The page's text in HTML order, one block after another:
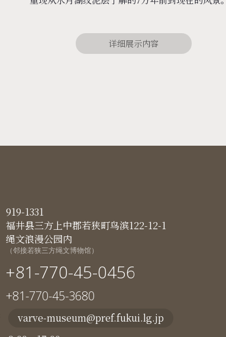
919-1331
福井县三方上中郡若狭町鸟滨122-12-1
绳文浪漫公园内
（邻接若狭三方绳文博物馆）
+81-770-45-0456
+81-770-45-3680
varve-museum@pref.fukui.lg.jp